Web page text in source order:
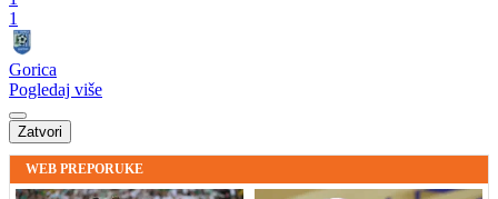
1
Gorica
Pogledaj više
Zatvori
WEB PREPORUKE